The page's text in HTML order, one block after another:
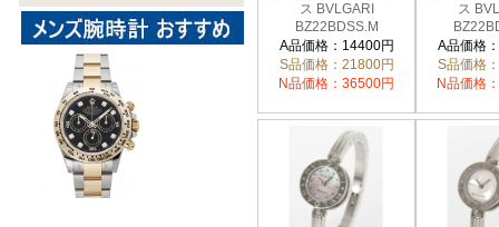
ス BVLGARI
BZ22BDSS.M
A品価格：14400円
S品価格：21800円
N品価格：36500円
ス
A品価格
S品価格
N品価格